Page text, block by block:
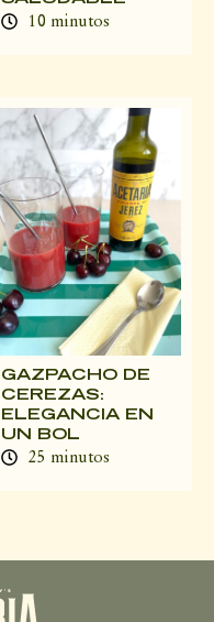
10 minutos
GAZPACHO DE
CEREZAS:
ELEGANCIA EN
UN BOL
25 minutos